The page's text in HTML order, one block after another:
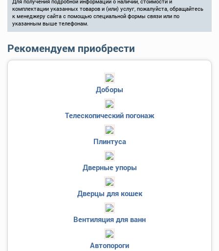
комплектации указанных товаров и (или) услуг, пожалуйста, обращайтесь
к менеджеру сайта с помощью специальной формы связи или по
указанным выше телефонам.
Рекомендуем приобрести
Доборы
Телескопический погонаж
Плинтуса
Дверные упоры
Дверцы для кошек
Вентиляция для ванн
Автопороги